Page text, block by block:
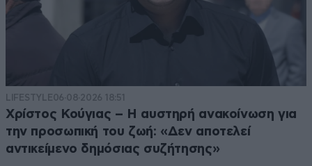
LIFESTYLE06·08·2026 18:51
Χρίστος Κούγιας – Η αυστηρή ανακοίνωση για
την προσωπική του ζωή: «Δεν αποτελεί
αντικείμενο δημόσιας συζήτησης»